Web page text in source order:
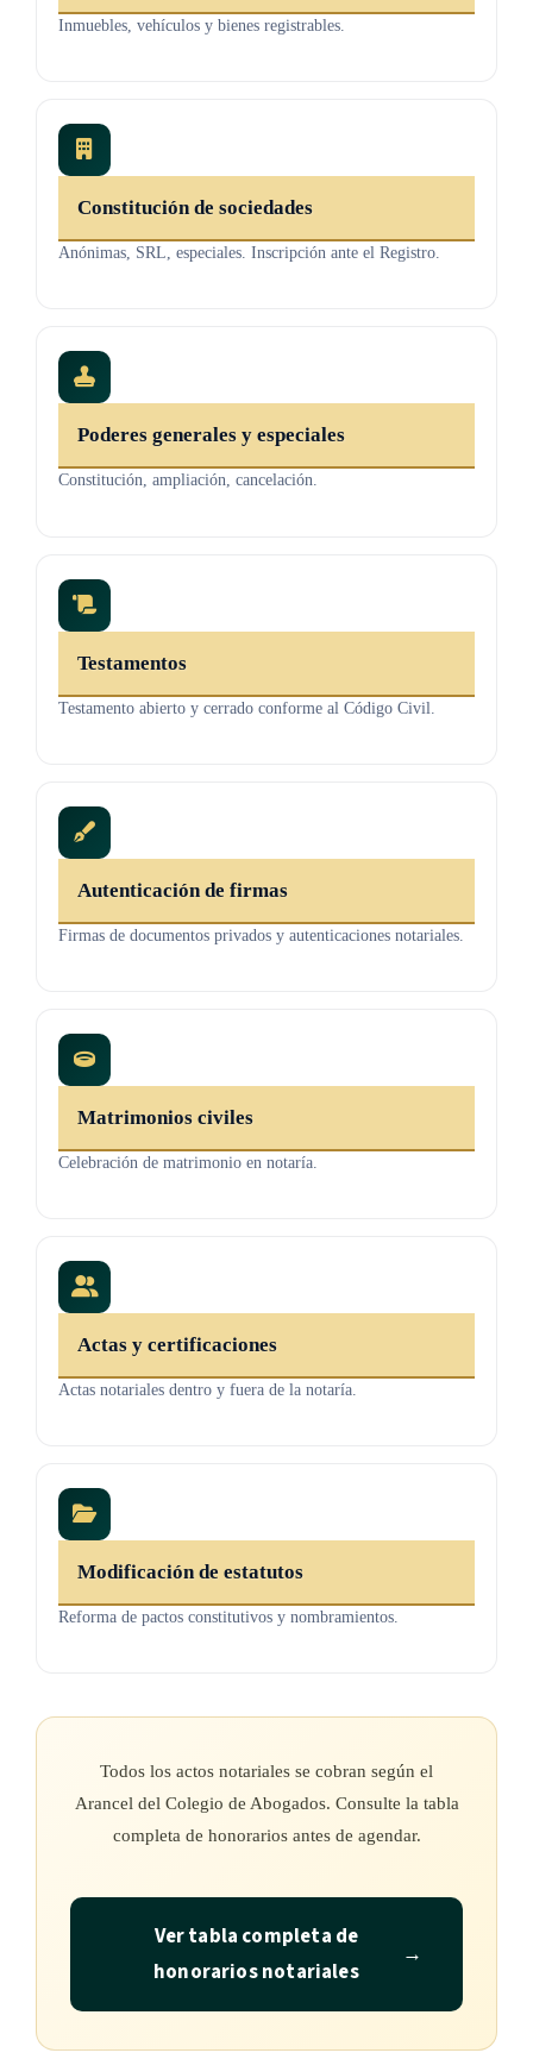
Inmuebles, vehículos y bienes registrables.
Constitución de sociedades
Anónimas, SRL, especiales. Inscripción ante el Registro.
Poderes generales y especiales
Constitución, ampliación, cancelación.
Testamentos
Testamento abierto y cerrado conforme al Código Civil.
Autenticación de firmas
Firmas de documentos privados y autenticaciones notariales.
Matrimonios civiles
Celebración de matrimonio en notaría.
Actas y certificaciones
Actas notariales dentro y fuera de la notaría.
Modificación de estatutos
Reforma de pactos constitutivos y nombramientos.
Todos los actos notariales se cobran según el
Arancel del Colegio de Abogados. Consulte la tabla
completa de honorarios antes de agendar.
Ver tabla completa de
honorarios notariales
→